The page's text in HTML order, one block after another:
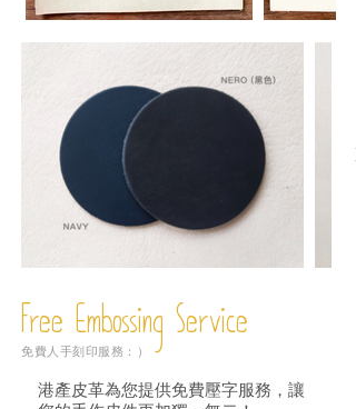
Free Embossing Service
免費人手刻印服務：）
港產皮革為您提供免費壓字服務，讓